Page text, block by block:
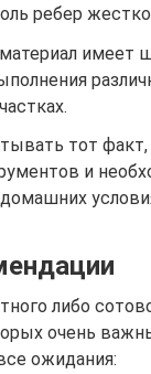
ребер
имеет
тот
и
либо
очень
ожидания: